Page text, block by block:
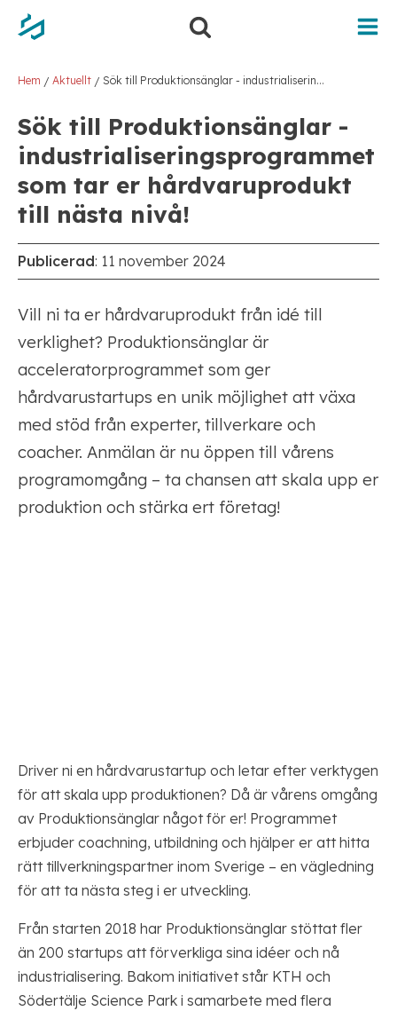
Hoppa
Hoppa
Hem / Aktuellt / Sök till Produktionsänglar - industrialiseringsprogrammet som tar er hårdvaruprodukt till nästa nivå!
Sök till Produktionsänglar -
industrialiseringsprogrammet
som tar er hårdvaruprodukt
till nästa nivå!
Publicerad: 11 november 2024
Vill ni ta er hårdvaruprodukt från idé till
verklighet? Produktionsänglar är
acceleratorprogrammet som ger
hårdvarustartups en unik möjlighet att växa
med stöd från experter, tillverkare och
coacher. Anmälan är nu öppen till vårens
programomgång – ta chansen att skala upp er
produktion och stärka ert företag!
Driver ni en hårdvarustartup och letar efter verktygen
för att skala upp produktionen? Då är vårens omgång
av Produktionsänglar något för er! Programmet
erbjuder coachning, utbildning och hjälper er att hitta
rätt tillverkningspartner inom Sverige – en vägledning
för att ta nästa steg i er utveckling.
Från starten 2018 har Produktionsänglar stöttat fler
än 200 startups att förverkliga sina idéer och nå
industrialisering. Bakom initiativet står KTH och
Södertälje Science Park i samarbete med flera